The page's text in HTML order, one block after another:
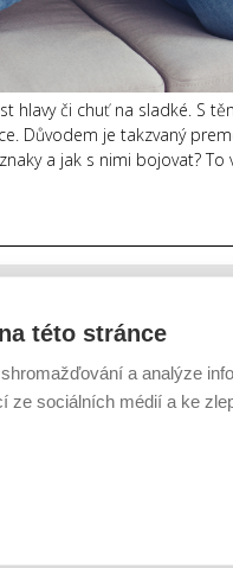
hlavy či chuť na sladké. S
Důvodem je takzvaný
a jak s nimi bojovat?
této stránce
a analýze
ze sociálních médií a ke